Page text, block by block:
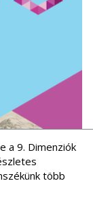
a 9. Dimenziók
több